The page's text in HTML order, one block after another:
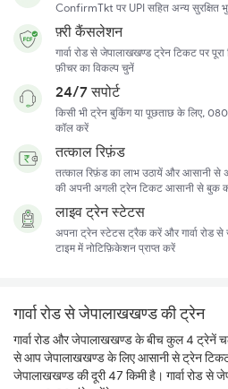
ConfirmTkt पर UPI सहित अन्य सुरक्षित
फ़्री कैंसलेशन
गार्वा रोड से जेपालाखखण्ड ट्रेन टिकट पर
फ़ीचर का विकल्प चुनें
24/7 सपोर्ट
किसी भी ट्रेन बुकिंग या पूछताछ के लिए,
कॉल करें
तत्काल रिफ़ंड
तत्काल रिफ़ंड का लाभ उठायें और आसानी से
की अपनी अगली ट्रेन टिकट आसानी से बुक
लाइव ट्रेन स्टेटस
अपना ट्रेन स्टेटस ट्रैक करें और गार्वा रोड
टाइम में नोटिफ़िकेशन प्राप्त करें
गार्वा रोड से जेपालाखखण्ड की ट्रेन
गार्वा रोड और जेपालाखखण्ड के बीच कुल 4 ट्रेनें
से आप जेपालाखखण्ड के लिए आसानी से ट्रेन
जेपालाखखण्ड की दूरी 47 किमी है। गार्वा रोड